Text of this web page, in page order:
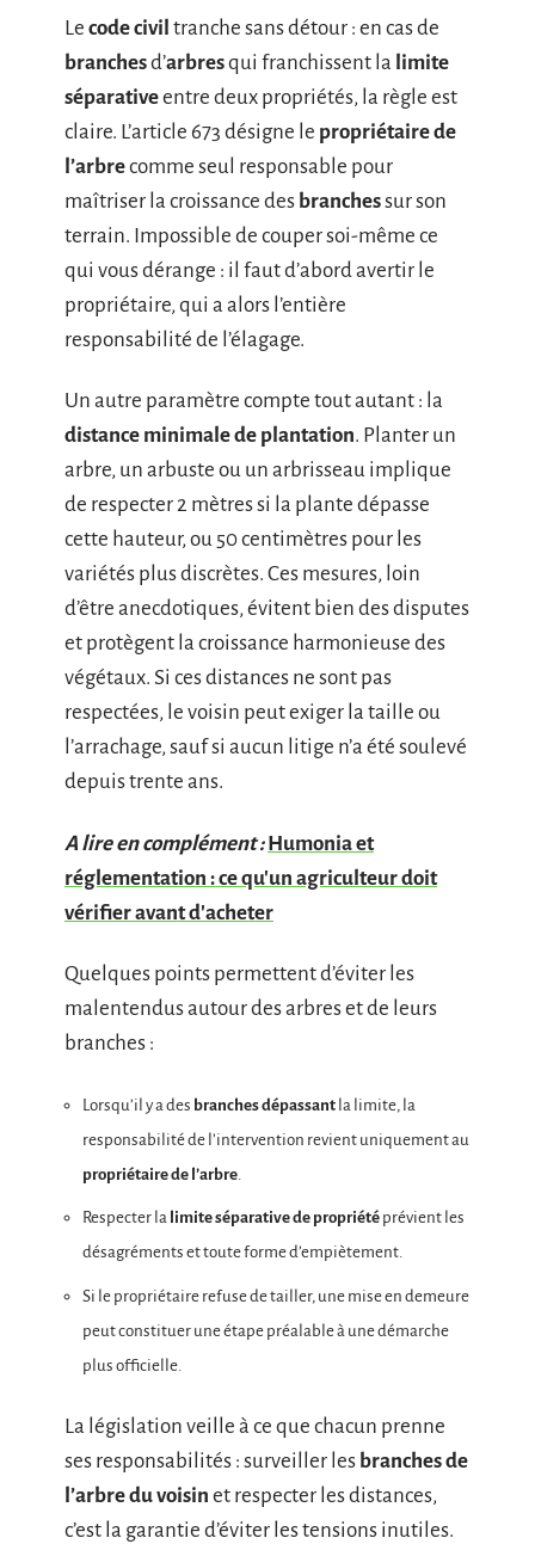
Le code civil tranche sans détour : en cas de
branchesd’arbresqui franchissent la limite
séparativeentre deux propriétés, la règle est
claire. L’article 673 désigne le propriétaire de
l’arbrecomme seul responsable pour
maîtriser la croissance des branchessur son
terrain. Impossible de couper soi-même ce
qui vous dérange : il faut d’abord avertir le
propriétaire, qui a alors l’entière
responsabilité de l’élagage.
Un autre paramètre compte tout autant : la
distance minimale de plantation. Planter un
arbre, un arbuste ou un arbrisseau implique
de respecter 2 mètres si la plante dépasse
cette hauteur, ou 50 centimètres pour les
variétés plus discrètes. Ces mesures, loin
d’être anecdotiques, évitent bien des disputes
et protègent la croissance harmonieuse des
végétaux. Si ces distances ne sont pas
respectées, le voisin peut exiger la taille ou
l’arrachage, sauf si aucun litige n’a été soulevé
depuis trente ans.
A lire en complément : Humonia et
réglementation : ce qu'un agriculteur doit
vérifier avant d'acheter
Quelques points permettent d’éviter les
malentendus autour des arbres et de leurs
branches :
Lorsqu’il y a des branches dépassant la limite, la
responsabilité de l’intervention revient uniquement au
propriétaire de l’arbre
Respecter la limite séparative de propriété prévient les
désagréments et toute forme d’empiètement.
Si le propriétaire refuse de tailler, une mise en demeure
peut constituer une étape préalable à une démarche
plus officielle.
La législation veille à ce que chacun prenne
ses responsabilités : surveiller les branches de
l’arbre du voisin et respecter les distances,
c’est la garantie d’éviter les tensions inutiles.